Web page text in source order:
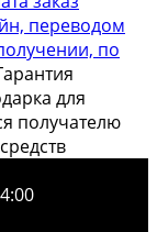
переводом
по
для
получателю